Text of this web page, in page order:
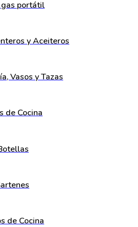
gas portátil
y Aceiteros
Vasos y Tazas
de Cocina
de Cocina